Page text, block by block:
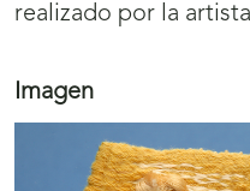
realizado por la
Imagen